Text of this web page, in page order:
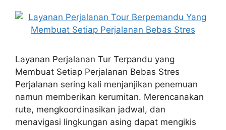
Layanan Perjalanan Tur Terpandu yang
Membuat Setiap Perjalanan Bebas Stres
Perjalanan sering kali menjanjikan penemuan
namun memberikan kerumitan. Merencanakan
rute, mengkoordinasikan jadwal, dan
menavigasi lingkungan asing dapat mengikis